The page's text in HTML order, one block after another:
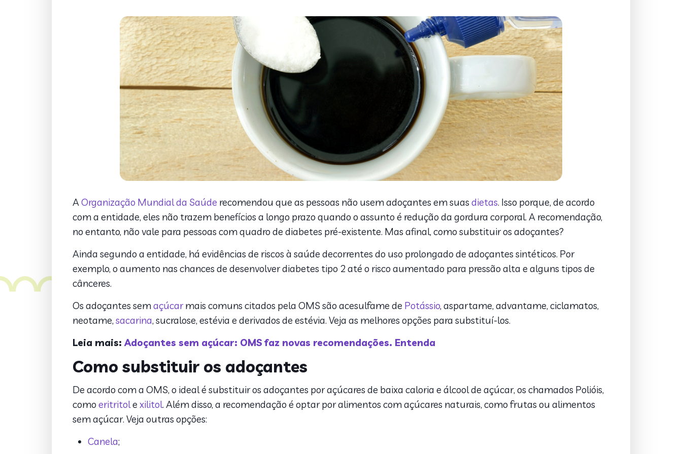
AOrganização Mundial da Saúde recomendou que as pessoas não usem adoçantes em suas dietas. Isso porque, de acordo
com a entidade, eles não trazem benefícios a longo prazo quando o assunto é redução da gordura corporal. A recomendação,
no entanto, não vale para pessoas com quadro de diabetes pré-existente. Mas afinal, como substituir os adoçantes?
Ainda segundo a entidade, há evidências de riscos à saúde decorrentes do uso prolongado de adoçantes sintéticos. Por
exemplo, o aumento nas chances de desenvolver diabetes tipo 2 até o risco aumentado para pressão alta e alguns tipos de
cânceres.
Os adoçantes semaçúcarmais comuns citados pela OMS são acesulfame de Potássio, aspartame, advantame, ciclamatos,
neotame, sacarina, sucralose, estévia e derivados de estévia. Veja as melhores opções para substituí-los.
Leia mais:Adoçantes sem açúcar: OMS faz novas recomendações. Entenda
Como substituir os adoçantes
De acordo com a OMS, o ideal é substituir os adoçantes por açúcares de baixa caloria e álcool de açúcar, os chamados Polióis,
como eritritole xilitol. Além disso, a recomendação é optar por alimentos com açúcares naturais, como frutas ou alimentos
sem açúcar. Veja outras opções:
Canela;